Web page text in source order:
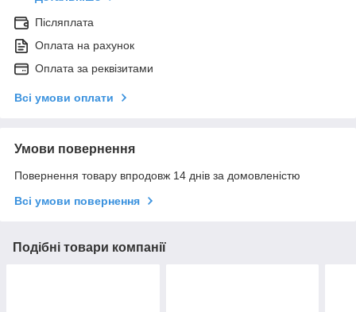
Післяплата
Оплата на рахунок
Оплата за реквізитами
Всі умови оплати
Умови повернення
Повернення товару впродовж 14 днів за домовленістю
Всі умови повернення
Подібні товари компанії